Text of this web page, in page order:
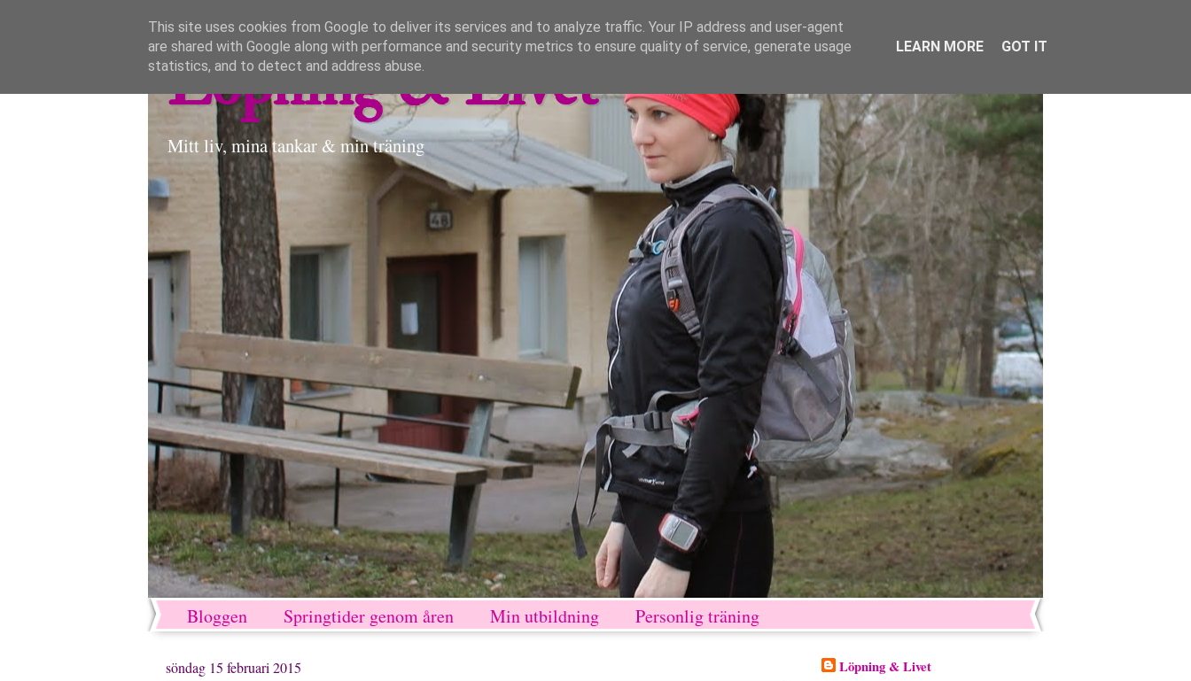
Löpning & Livet
Mitt liv, mina tankar & min träning
Bloggen Springtider genom åren Min utbildning Personlig träning
söndag 15 februari 2015
Löpning & Livet
This site uses cookies from Google to deliver its services and to analyze traffic. Your IP address and user-agent
are shared with Google along with performance and security metrics to ensure quality of service, generate usage
statistics, and to detect and address abuse.
LEARN MORE GOT IT